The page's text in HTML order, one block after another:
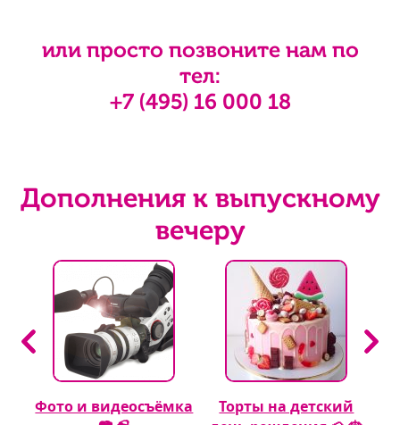
или просто позвоните нам по
тел:
+7 (495) 16 000 18
Дополнения к выпускному
вечеру
Фото и видеосъёмка
Торты на детский